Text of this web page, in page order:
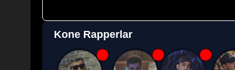
Kone Rapperlar